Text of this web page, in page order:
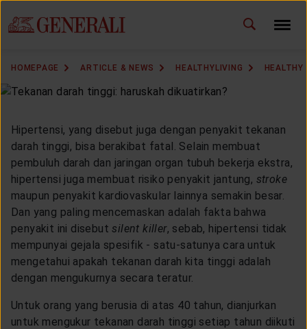
HOMEPAGE ARTICLE & NEWS HEALTHYLIVING HEALTHY
Hipertensi, yang disebut juga dengan penyakit tekanan
darah tinggi, bisa berakibat fatal. Selain membuat
pembuluh darah dan jaringan organ tubuh bekerja ekstra,
hipertensi juga membuat risiko penyakit jantung, stroke
maupun penyakit kardiovaskular lainnya semakin besar.
Dan yang paling mencemaskan adalah fakta bahwa
penyakit ini disebutsilent killer, sebab, hipertensi tidak
mempunyai gejala spesifik - satu-satunya cara untuk
mengetahui apakah tekanan darah kita tinggi adalah
dengan mengukurnya secara teratur.
Untuk orang yang berusia di atas 40 tahun, dianjurkan
untuk mengukur tekanan darah tinggi setiap tahun diikuti
CHANGE LANGUAGE ID EN
MARKETING OFFICE
INSURANCE DICTIONARY
OUR SOLUTION
CUSTOMER SERVICE